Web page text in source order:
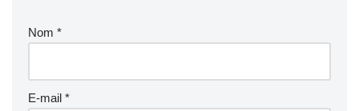
Nom *
E-mail *